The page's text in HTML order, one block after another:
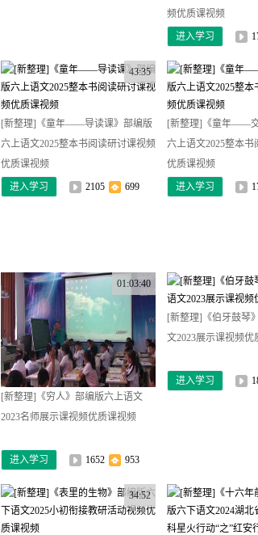
频优质课视频
进入学习
43:35
[新整理]《童年——导读课》部编版
六上语文2025整本书阅读研讨课视频
优质课视频
进入学习
2105 699
[新整理]《童年——
六上语文2025整本书
优质课视频
进入学习
01:03:40
[新整理]《穷人》部编版六上语文
2023名师展示课视频优质课视频
进入学习 1652 953
[新整理]《伯牙鼓琴
文2023展示课视频优
进入学习
34:52